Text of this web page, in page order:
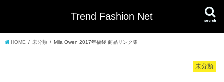
Trend Fashion Net search
HOME 未分類 Mila Owen 2017年福袋 商品リンク集
未分類